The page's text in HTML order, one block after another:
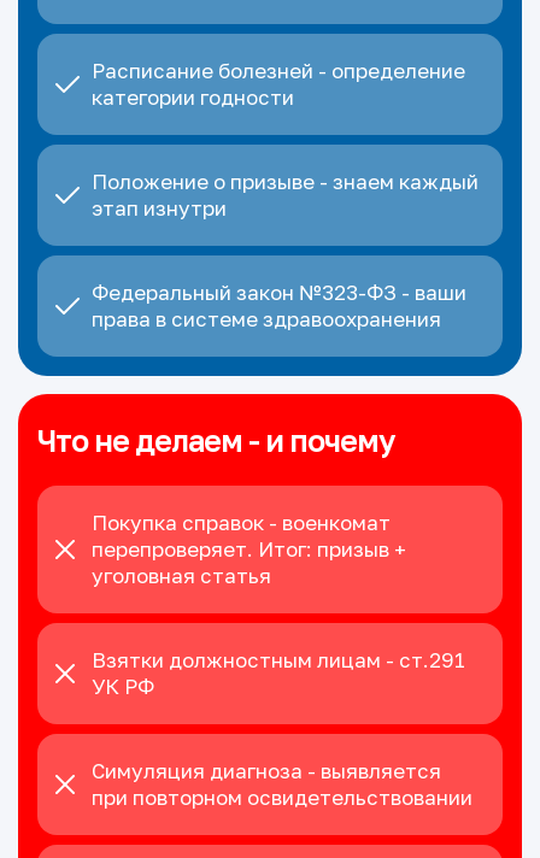
Расписание болезней - определение
категории годности
Положение о призыве - знаем каждый
этап изнутри
Федеральный закон №323-ФЗ - ваши
права в системе здравоохранения
Что не делаем - и почему
Покупка справок - военкомат
перепроверяет. Итог: призыв +
уголовная статья
Взятки должностным лицам - ст.291
УК РФ
Симуляция диагноза - выявляется
при повторном освидетельствовании